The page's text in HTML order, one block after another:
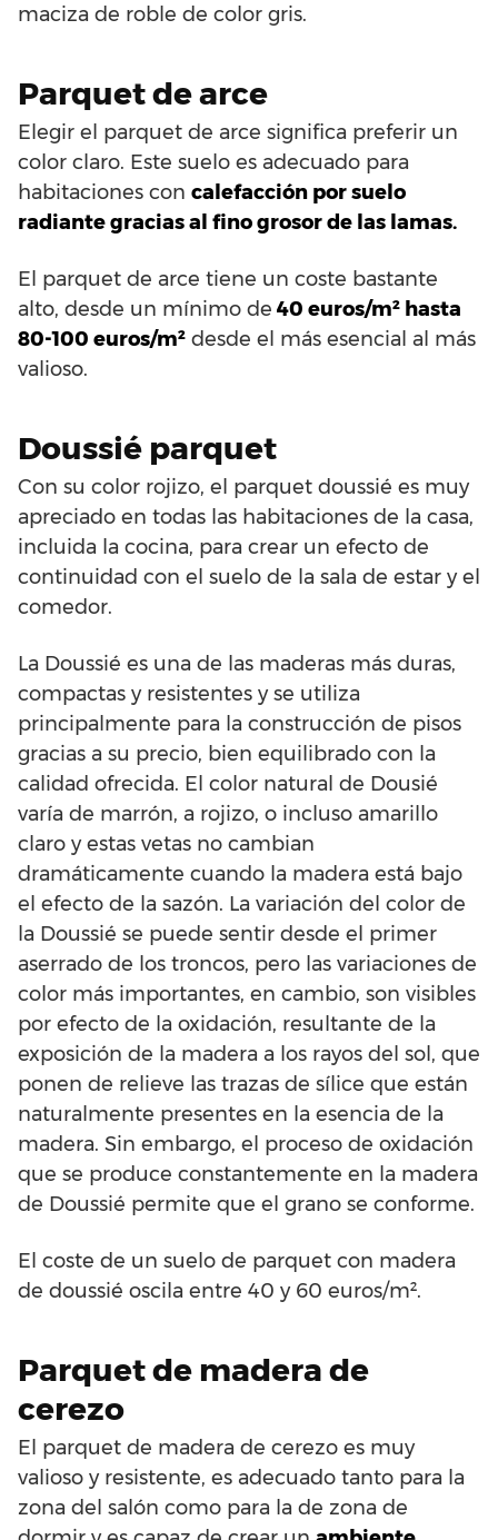
maciza de roble de color gris.
Parquet de arce
Elegir el parquet de arce significa preferir un
color claro. Este suelo es adecuado para
habitaciones con calefacción por suelo
radiante gracias al fino grosor de las lamas.
El parquet de arce tiene un coste bastante
alto, desde un mínimo de 40 euros/m² hasta
80-100 euros/m² desde el más esencial al más
valioso.
Doussié parquet
Con su color rojizo, el parquet doussié es muy
apreciado en todas las habitaciones de la casa,
incluida la cocina, para crear un efecto de
continuidad con el suelo de la sala de estar y el
comedor.
La Doussié es una de las maderas más duras,
compactas y resistentes y se utiliza
principalmente para la construcción de pisos
gracias a su precio, bien equilibrado con la
calidad ofrecida. El color natural de Dousié
varía de marrón, a rojizo, o incluso amarillo
claro y estas vetas no cambian
dramáticamente cuando la madera está bajo
el efecto de la sazón. La variación del color de
la Doussié se puede sentir desde el primer
aserrado de los troncos, pero las variaciones de
color más importantes, en cambio, son visibles
por efecto de la oxidación, resultante de la
exposición de la madera a los rayos del sol, que
ponen de relieve las trazas de sílice que están
naturalmente presentes en la esencia de la
madera. Sin embargo, el proceso de oxidación
que se produce constantemente en la madera
de Doussié permite que el grano se conforme.
El coste de un suelo de parquet con madera
de doussié oscila entre 40 y 60 euros/m².
Parquet de madera de
cerezo
El parquet de madera de cerezo es muy
valioso y resistente, es adecuado tanto para la
zona del salón como para la de zona de